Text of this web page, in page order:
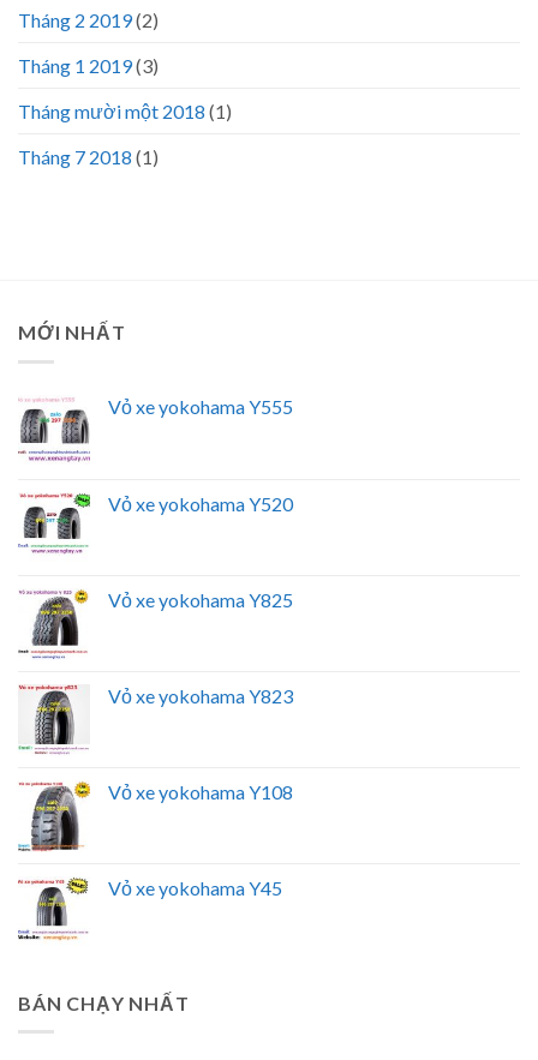
Tháng 2 2019(2)
Tháng 1 2019(3)
Tháng mười một 2018 (1)
Tháng 7 2018 (1)
MỚI NHẤT
Vỏ xe yokohama Y555
Vỏ xe yokohama Y520
Vỏ xe yokohama Y825
Vỏ xe yokohama Y823
Vỏ xe yokohama Y108
Vỏ xe yokohama Y45
BÁN CHẠY NHẤT